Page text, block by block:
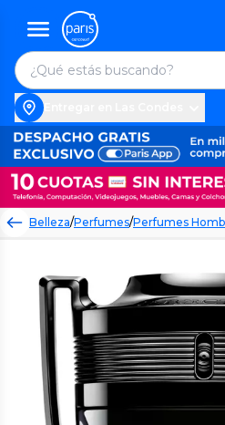
Belleza/Perfumes/Perfumes